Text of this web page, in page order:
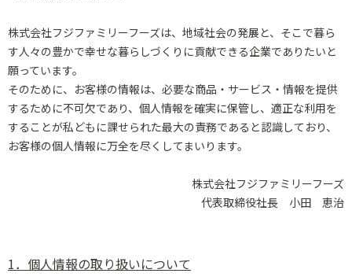
株式会社フジファミリーフーズは、地域社会の発展と、そこで暮ら
す人々の豊かで幸せな暮らしづくりに貢献できる企業でありたいと
願っています。
そのために、お客様の情報は、必要な商品・サービス・情報を提供
するために不可欠であり、個人情報を確実に保管し、 適正な利用を
することが私どもに課せられた最大の責務であると認識しており、
お客様の個人情報に万全を尽くしてまいります。
株式会社フジファミリーフーズ
代表取締役社長 小田 恵治
1．個人情報の取り扱いについて